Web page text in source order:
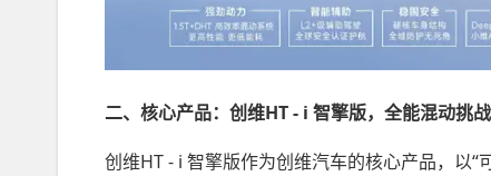
二、核心产品：创维HT - i 智擎版，全能混动挑
创维HT - i 智擎版作为创维汽车的核心产品，以